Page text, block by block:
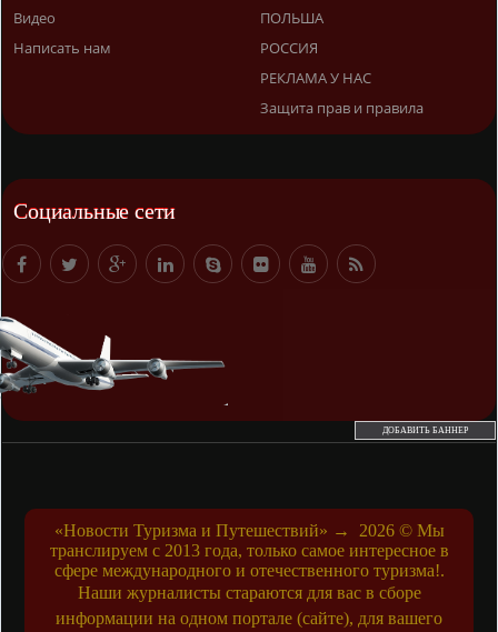
Видео
Написать нам
ПОЛЬША
РОССИЯ
РЕКЛАМА У НАС
Защита прав и правила
Социальные сети
ДОБАВИТЬ БАННЕР
«Новости Туризма и Путешествий» → 2026© Мы
транслируем с 2013 года, только самое интересное в
сфере международного и отечественного туризма!.
Наши журналисты стараются для вас в сборе
информации на одном портале (сайте), для вашего